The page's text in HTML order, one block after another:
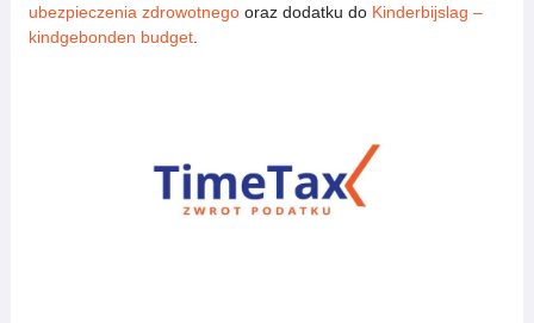
ubezpieczenia zdrowotnegooraz dodatku do Kinderbijslag –
kindgebonden budget.